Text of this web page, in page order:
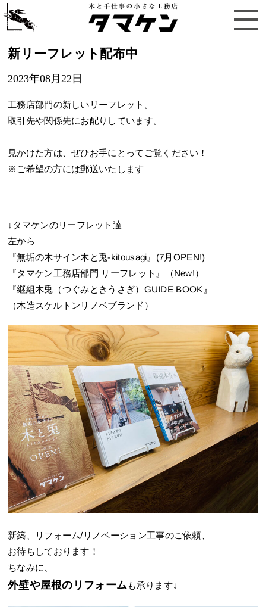
新リーフレット配布中
2023年08月22日
工務店部門の新しいリーフレット。
取引先や関係先にお配りしています。
見かけた方は、ぜひお手にとってご覧ください！
※ご希望の方には郵送いたします
↓タマケンのリーフレット達
左から
『無垢の木サイン木と兎-kitousagi』(7月OPEN!)
『タマケン工務店部門 リーフレット』（New!）
『継組木兎（つぐみときうさぎ）GUIDE BOOK』
（木造スケルトンリノベブランド）
新築、リフォーム/リノベーション工事のご依頼、
お待ちしております！
ちなみに、
外壁や屋根のリフォーム も承ります↓